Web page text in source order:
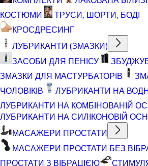
КОСТЮМИ
ТРУСИ, ШОРТИ, БОДІ
КРОСДРЕСИНГ
ЛУБРИКАНТИ (ЗМАЗКИ)
ЗАСОБИ ДЛЯ ПЕНІСУ
ЗМАЗКИ ДЛЯ МАСТУРБАТОРІВ
ЧОЛОВІКІВ
ЛУБРИКАНТИ НА
ЛУБРИКАНТИ НА КОМБІНОВАНІЙ
ЛУБРИКАНТИ НА СИЛІКОНОВІЙ
МАСАЖЕРИ ПРОСТАТИ
МАСАЖЕРИ ПРОСТАТИ БЕЗ
ПРОСТАТИ З ВІБРАЦІЄЮ